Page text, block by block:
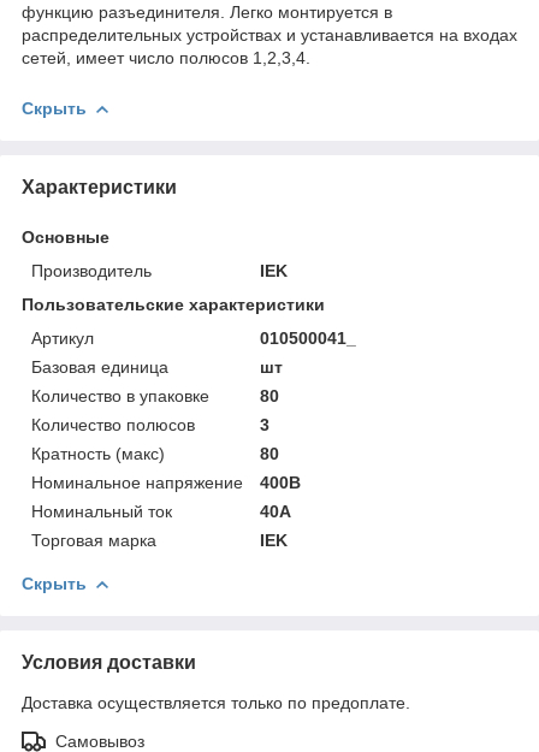
функцию разъединителя. Легко монтируется в
распределительных устройствах и устанавливается на входах
сетей, имеет число полюсов 1,2,3,4.
Скрыть
Характеристики
Основные
Производитель
IEK
Пользовательские характеристики
Артикул
010500041_
Базовая единица
шт
Количество в упаковке
80
Количество полюсов
3
Кратность (макс)
80
Номинальное напряжение
400В
Номинальный ток
40А
Торговая марка
IEK
Скрыть
Условия доставки
Доставка осуществляется только по предоплате.
Самовывоз